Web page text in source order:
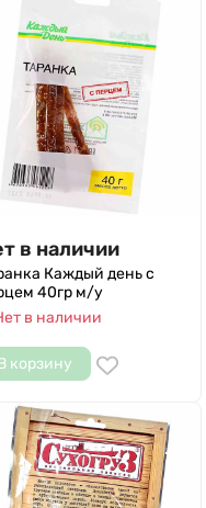
в наличии
Каждый день с
40гр м/у
в наличии
корзину